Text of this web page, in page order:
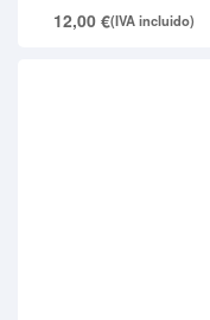
12,00 €(IVA incluido)